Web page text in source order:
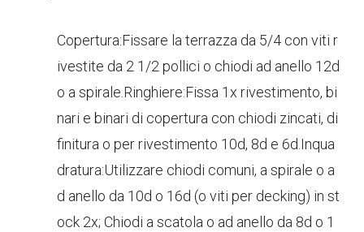
Copertura:Fissare la terrazza da 5/4 con viti r
ivestite da 2 1/2 pollici o chiodi ad anello 12d
o a spirale.Ringhiere:Fissa 1x rivestimento, bi
nari e binari di copertura con chiodi zincati, di
finitura o per rivestimento 10d, 8d e 6d.Inqua
dratura:Utilizzare chiodi comuni, a spirale o a
d anello da 10d o 16d (o viti per decking) in st
ock 2x; Chiodi a scatola o ad anello da 8d o 1